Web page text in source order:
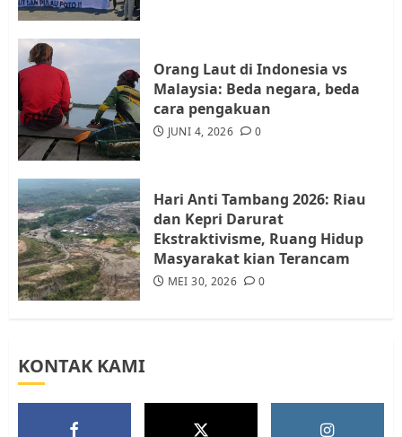
4
5
Tim Advokasi Desak BP Batam
Berhenti Merampas Tanah
Orang Laut di Indonesia vs
Malaysia: Beda negara, beda
cara pengakuan
JUNI 4, 2026 0
Hari Anti Tambang 2026: Riau
dan Kepri Darurat
Ekstraktivisme, Ruang Hidup
Masyarakat kian Terancam
MEI 30, 2026 0
KONTAK KAMI